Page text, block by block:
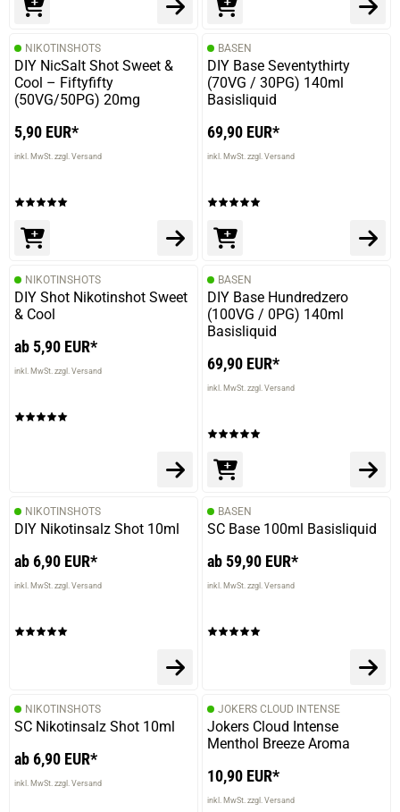
NIKOTINSHOTS
DIY NicSalt Shot Sweet &
Cool – Fiftyfifty
(50VG/50PG) 20mg
5,90 EUR*
inkl. MwSt. zzgl. Versand
BASEN
DIY Base Seventythirty
(70VG / 30PG) 140ml
Basisliquid
69,90 EUR*
inkl. MwSt. zzgl. Versand
NIKOTINSHOTS
DIY Shot Nikotinshot Sweet
& Cool
ab 5,90 EUR*
inkl. MwSt. zzgl. Versand
BASEN
DIY Base Hundredzero
(100VG / 0PG) 140ml
Basisliquid
69,90 EUR*
inkl. MwSt. zzgl. Versand
NIKOTINSHOTS
DIY Nikotinsalz Shot 10ml
ab 6,90 EUR*
inkl. MwSt. zzgl. Versand
BASEN
SC Base 100ml Basisliquid
ab 59,90 EUR*
inkl. MwSt. zzgl. Versand
NIKOTINSHOTS
SC Nikotinsalz Shot 10ml
ab 6,90 EUR*
inkl. MwSt. zzgl. Versand
JOKERS CLOUD INTENSE
Jokers Cloud Intense
Menthol Breeze Aroma
10,90 EUR*
inkl. MwSt. zzgl. Versand